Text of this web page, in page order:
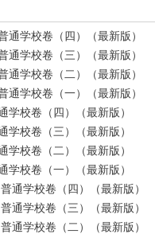
通学校卷（四）（最新版）
通学校卷（三）（最新版）
通学校卷（二）（最新版）
通学校卷（一）（最新版）
学校卷（四）（最新版）
学校卷（三）（最新版）
学校卷（二）（最新版）
学校卷（一）（最新版）
通学校卷（四）（最新版）
通学校卷（三）（最新版）
通学校卷（二）（最新版）